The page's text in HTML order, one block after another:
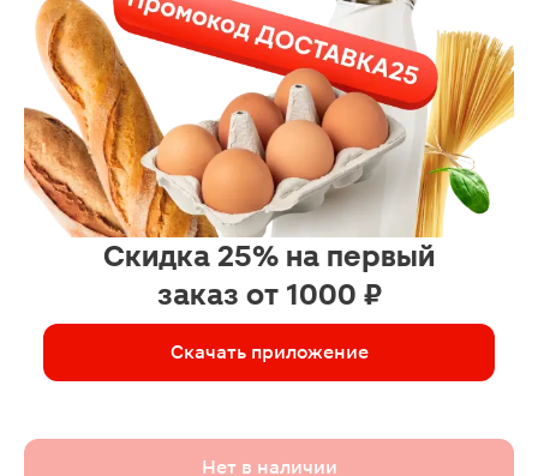
Скидка 25% на первый
заказ от 1000 ₽
Скачать приложение
Нет в наличии